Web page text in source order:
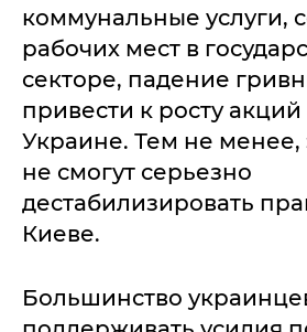
коммунальные услуги,
рабочих мест в
секторе, падение
привести к росту акций
Украине. Тем не менее,
не смогут серьезно
дестабилизировать
Киеве.
Большинство